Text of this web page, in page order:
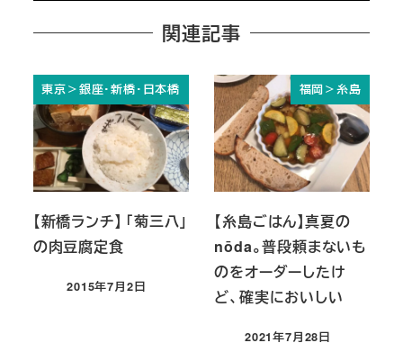
関連記事
東京＞銀座・新橋・日本橋
【新橋ランチ】 「菊三八」
の肉豆腐定食
投稿日
2015年7月2日
福岡＞糸島
【糸島ごはん】真夏の
nōda。普段頼まないも
のをオーダーしたけ
ど、確実においしい
投稿日
2021年7月28日